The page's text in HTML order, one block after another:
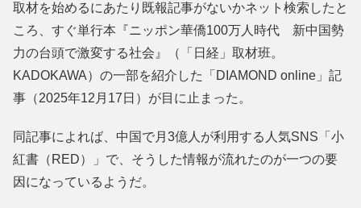
取材を始めるにあたり既報記事がないかネット検索したと
ころ、すぐ単行本『ニッポン華僑100万人時代 新中国勢
力の台頭で激変する社会』（「日経」取材班。
KADOKAWA）の一部を紹介した「DIAMOND online」記
事（2025年12月17日）が目に止まった。
同記事によれば、中国で月3億人が利用する人気SNS「小
紅書（RED）」で、そうした情報が流れたのが一つの要
因になっているようだ。